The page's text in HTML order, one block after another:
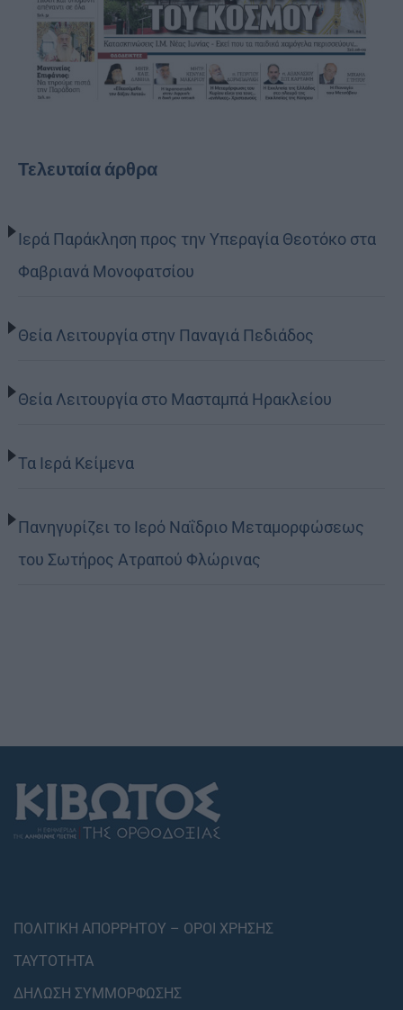
Τελευταία άρθρα
Ιερά Παράκληση προς την Υπεραγία Θεοτόκο στα
Φαβριανά Μονοφατσίου
Θεία Λειτουργία στην Παναγιά Πεδιάδος
Θεία Λειτουργία στο Μασταμπά Ηρακλείου
Τα Ιερά Κείμενα
Πανηγυρίζει το Ιερό Ναΐδριο Μεταμορφώσεως
του Σωτήρος Ατραπού Φλώρινας
ΠΟΛΙΤΙΚΗ ΑΠΟΡΡΗΤΟΥ – ΟΡΟΙ ΧΡΗΣΗΣ
ΤΑΥΤΟΤΗΤΑ
ΔΗΛΩΣΗ ΣΥΜΜΟΡΦΩΣΗΣ